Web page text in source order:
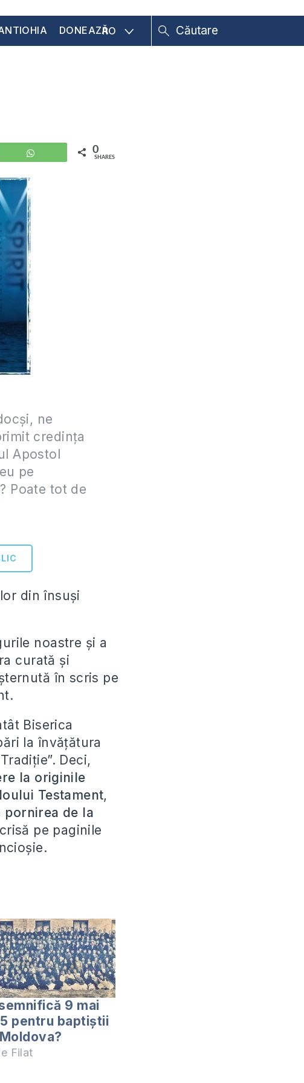
DONEAZĂRO
WhatsApp 0
SHARES
ne
credinţa
Apostol
pe
Poate tot de
din însuşi
noastre şi a
curată şi
în scris pe
Biserica
la învăţătura
Deci,
la originile
Testament,
pornirea de la
pe paginile
9 mai
pentru baptiștii
Filat